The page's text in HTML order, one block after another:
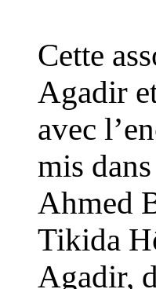
Cette
Agadir
avec
mis
Ahmed
Tikida
Agadir,